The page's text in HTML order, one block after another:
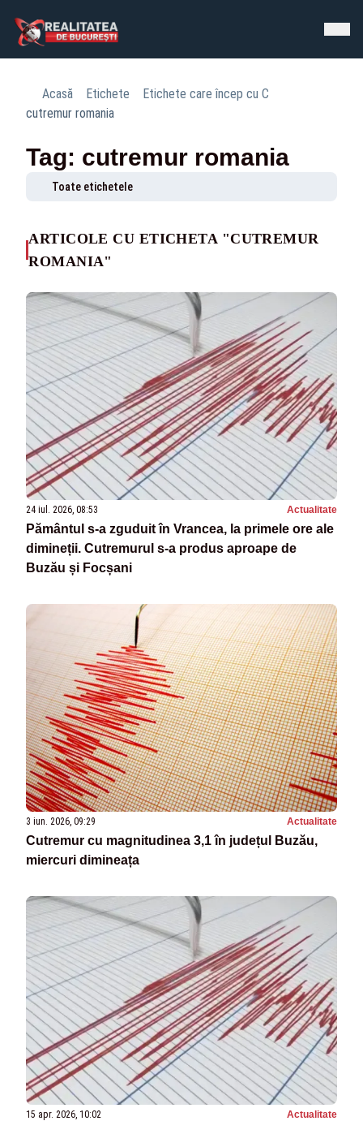
Acasă Etichete
Etichete care încep cu C
cutremur romania
Tag: cutremur romania
Toate etichetele
ARTICOLE CU ETICHETA "CUTREMUR
ROMANIA"
24 iul. 2026, 08:53 Actualitate
Pământul s-a zguduit în Vrancea, la primele ore ale
dimineții. Cutremurul s-a produs aproape de
Buzău și Focșani
3 iun. 2026, 09:29 Actualitate
Cutremur cu magnitudinea 3,1 în județul Buzău,
miercuri dimineața
15 apr. 2026, 10:02 Actualitate